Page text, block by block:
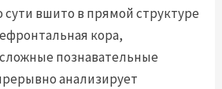
сути вшито в прямой структуре
кора,
познавательные
анализирует